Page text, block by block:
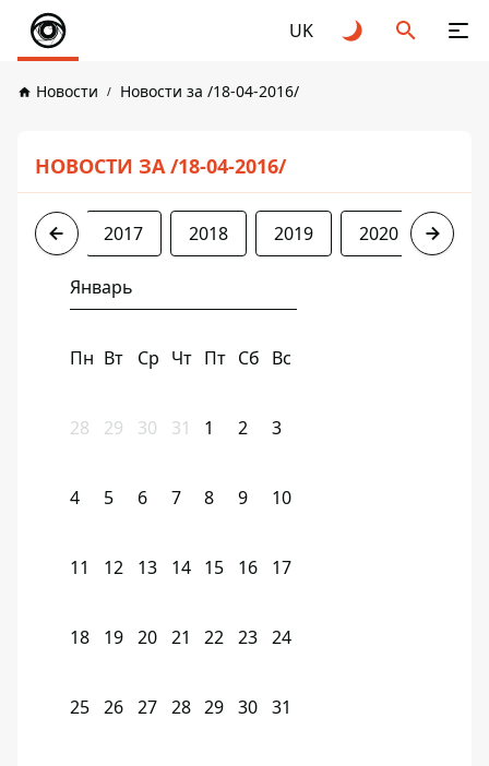
UK
Новости Новости за /18-04-2016/
НОВОСТИ ЗА /18-04-2016/
2016 2017 2018 2019 2020 2021
Январь
Пн Вт Ср Чт Пт Сб Вс
28 29 30 31 1 2 3
4 5 6 7 8 9 10
11 12 13 14 15 16 17
18 19 20 21 22 23 24
25 26 27 28 29 30 31